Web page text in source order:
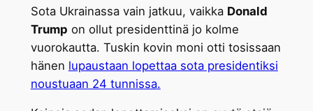
Sota Ukrainassa vain jatkuu, vaikka Donald
Trump on ollut presidenttinä jo kolme
vuorokautta. Tuskin kovin moni otti tosissaan
hänen lupaustaan lopettaa sota presidentiksi
noustuaan 24 tunnissa.